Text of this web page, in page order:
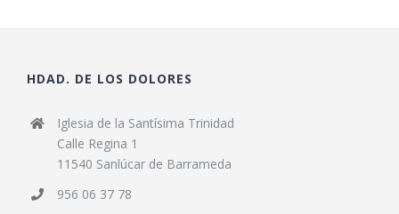
HDAD. DE LOS DOLORES
Iglesia de la Santísima Trinidad
Calle Regina 1
11540 Sanlúcar de Barrameda
956 06 37 78